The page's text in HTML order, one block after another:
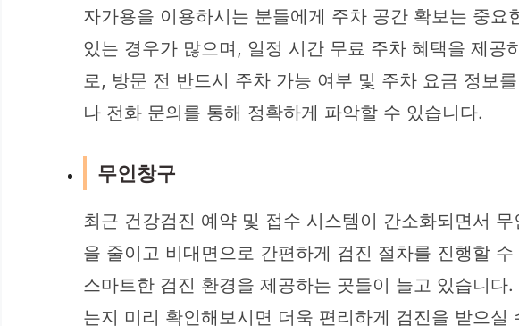
자가용을 이용하시는 분들에게 주차 공간 확보는 중
있는 경우가 많으며, 일정 시간 무료 주차 혜택을 제
로, 방문 전 반드시 주차 가능 여부 및 주차 요금 정보
나 전화 문의를 통해 정확하게 파악할 수 있습니다.
무인창구
최근 건강검진 예약 및 접수 시스템이 간소화되면서
을 줄이고 비대면으로 간편하게 검진 절차를 진행할
스마트한 검진 환경을 제공하는 곳들이 늘고 있습니
는지 미리 확인해보시면 더욱 편리하게 검진을 받으실